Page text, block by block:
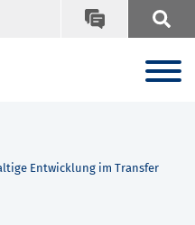
Entwicklung im Transfer